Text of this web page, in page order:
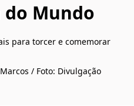
do Mundo
para torcer e comemorar
/ Foto: Divulgação